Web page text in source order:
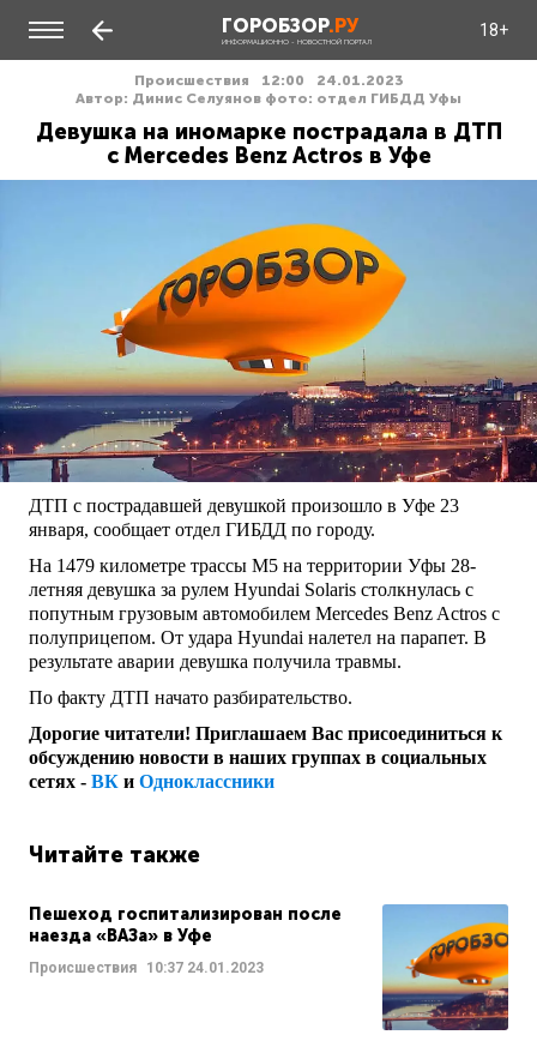
ГОРОБЗОР.РУ
ИНФОРМАЦИОННО - НОВОСТНОЙ ПОРТАЛ
18+
Происшествия 12:00
24.01.2023
Автор: Динис Селуянов фото: отдел ГИБДД Уфы
Девушка на иномарке пострадала в ДТП
с Mercedes Benz Actros в Уфе
ДТП с пострадавшей девушкой произошло в Уфе 23
января, сообщает отдел ГИБДД по городу.
На 1479 километре трассы М5 на территории Уфы 28-
летняя девушка за рулем Hyundai Solaris столкнулась с
попутным грузовым автомобилем Mercedes Benz Actros с
полуприцепом. От удара Hyundai налетел на парапет. В
результате аварии девушка получила травмы.
По факту ДТП начато разбирательство.
Дорогие читатели! Приглашаем Вас присоединиться к
обсуждению новости в наших группах в социальных
сетях - ВК и Одноклассники
Читайте также
Пешеход госпитализирован после
наезда «ВАЗа» в Уфе
Происшествия 10:37 24.01.2023